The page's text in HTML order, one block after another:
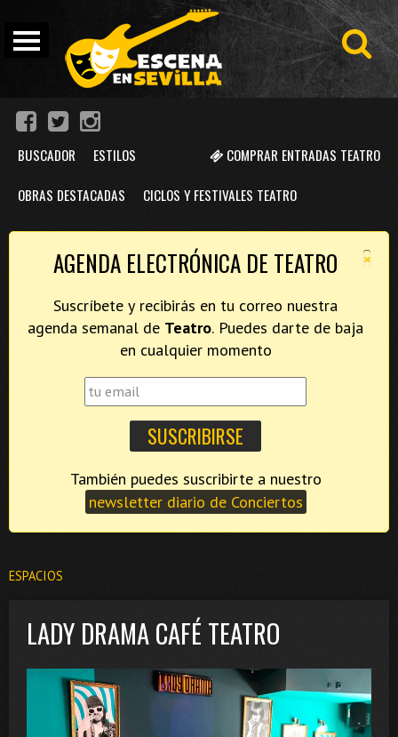
COMPRAR ENTRADAS TEATRO
BUSCADOR ESTILOS
OBRAS DESTACADAS CICLOS Y FESTIVALES TEATRO
×
AGENDA ELECTRÓNICA DE TEATRO
Suscríbete y recibirás en tu correo nuestra
agenda semanal de Teatro. Puedes darte de baja
en cualquier momento
newsletter diario de Conciertos
ESPACIOS
LADY DRAMA CAFÉ TEATRO